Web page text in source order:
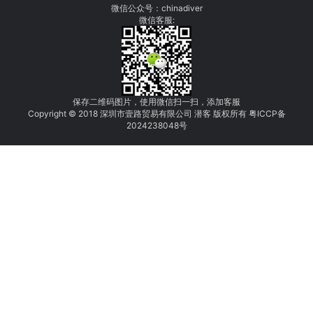
微信公众号：chinadiver
微信客服:
保存二维码图片，使用微信扫一扫，添加客服
Copyright © 2018 深圳市壹路贸易有限公司 潜客 版权所有 粤ICCP备
2024238048号